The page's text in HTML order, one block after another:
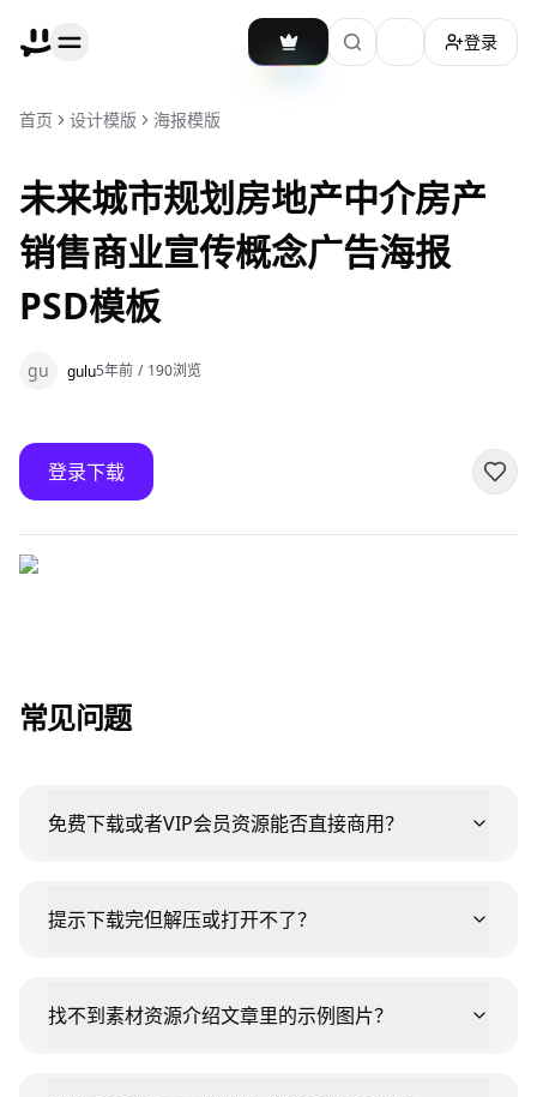
加载主题切换
登录
首页 设计模版 海报模版
未来城市规划房地产中介房产
销售商业宣传概念广告海报
PSD模板
gu gulu5年前 / 190浏览
登录下载
常见问题
免费下载或者VIP会员资源能否直接商用？
提示下载完但解压或打开不了？
找不到素材资源介绍文章里的示例图片？